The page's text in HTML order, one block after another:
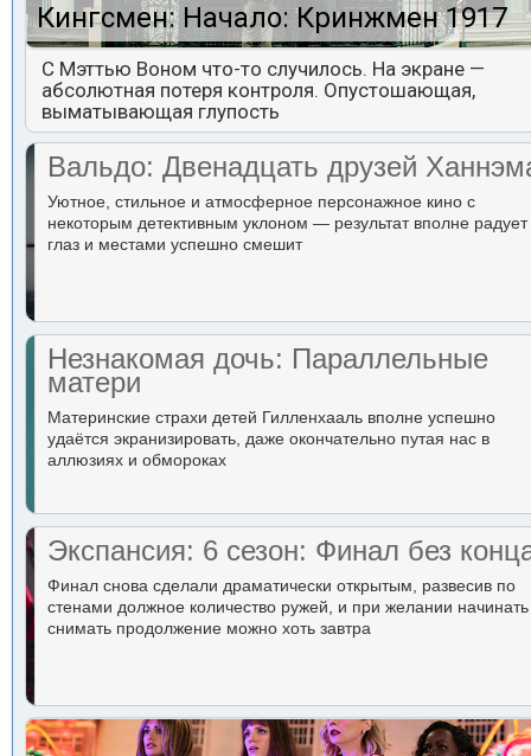
Кингсмен: Начало: Кринжмен 1917
С Мэттью Воном что-то случилось. На экране —
абсолютная потеря контроля. Опустошающая,
выматывающая глупость
Вальдо: Двенадцать друзей
Уютное, стильное и атмосферное персонажное кино с
некоторым детективным уклоном — результат вполне радует
глаз и местами успешно смешит
Незнакомая дочь: Параллельные
матери
Материнские страхи детей Гилленхааль вполне успешно
удаётся экранизировать, даже окончательно путая нас в
аллюзиях и обмороках
Экспансия: 6 сезон: Финал без
Финал снова сделали драматически открытым, развесив по
стенами должное количество ружей, и при желании начинать
снимать продолжение можно хоть завтра